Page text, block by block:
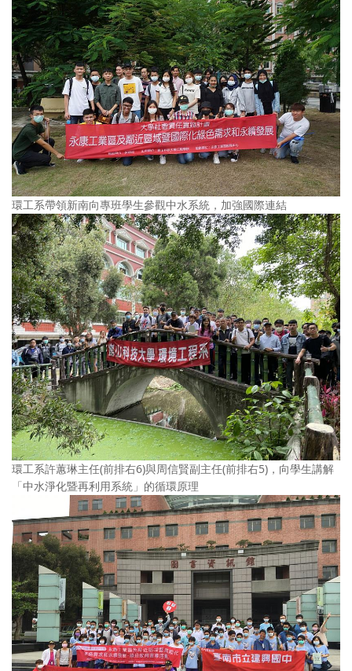
環工系帶領新南向專班學生參觀中水系統，加強國際連結
環工系許蕙琳主任(前排右6)與周信賢副主任(前排右5)，向學生講解
「中水淨化暨再利用系統」的循環原理